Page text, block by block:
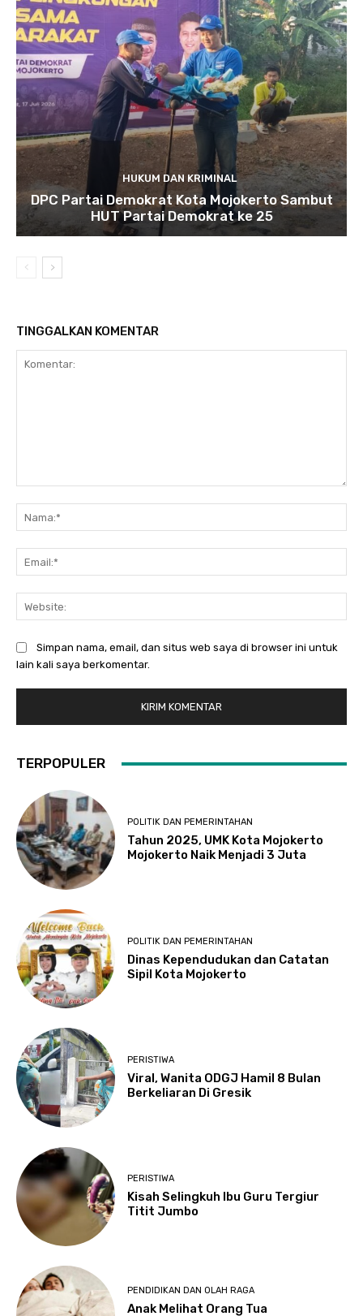
HUKUM DAN KRIMINAL
DPC Partai Demokrat Kota Mojokerto Sambut
HUT Partai Demokrat ke 25
TINGGALKAN KOMENTAR
Simpan nama, email, dan situs web saya di browser ini untuk
lain kali saya berkomentar.
TERPOPULER
POLITIK DAN PEMERINTAHAN
Tahun 2025, UMK Kota Mojokerto
Mojokerto Naik Menjadi 3 Juta
POLITIK DAN PEMERINTAHAN
Dinas Kependudukan dan Catatan
Sipil Kota Mojokerto
PERISTIWA
Viral, Wanita ODGJ Hamil 8 Bulan
Berkeliaran Di Gresik
PERISTIWA
Kisah Selingkuh Ibu Guru Tergiur
Titit Jumbo
PENDIDIKAN DAN OLAH RAGA
Anak Melihat Orang Tua